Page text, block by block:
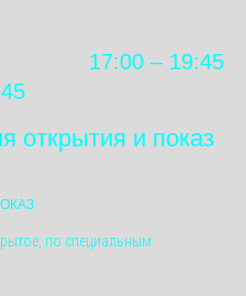
17:00 – 19:45
открытия и показ
по специальным